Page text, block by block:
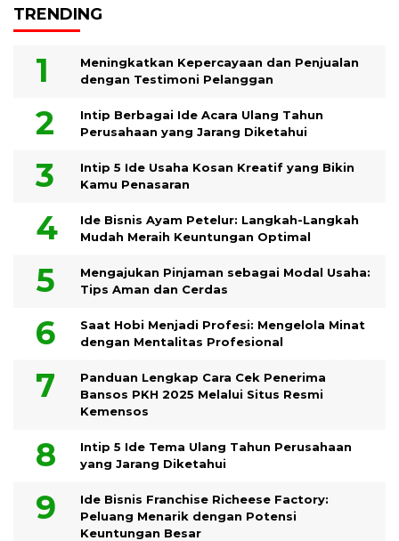
TRENDING
Meningkatkan Kepercayaan dan Penjualan
dengan Testimoni Pelanggan
Intip Berbagai Ide Acara Ulang Tahun
Perusahaan yang Jarang Diketahui
Intip 5 Ide Usaha Kosan Kreatif yang Bikin
Kamu Penasaran
Ide Bisnis Ayam Petelur: Langkah-Langkah
Mudah Meraih Keuntungan Optimal
Mengajukan Pinjaman sebagai Modal Usaha:
Tips Aman dan Cerdas
Saat Hobi Menjadi Profesi: Mengelola Minat
dengan Mentalitas Profesional
Panduan Lengkap Cara Cek Penerima
Bansos PKH 2025 Melalui Situs Resmi
Kemensos
Intip 5 Ide Tema Ulang Tahun Perusahaan
yang Jarang Diketahui
Ide Bisnis Franchise Richeese Factory:
Peluang Menarik dengan Potensi
Keuntungan Besar